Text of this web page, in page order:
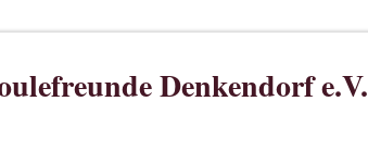
Denkendorf e.V.